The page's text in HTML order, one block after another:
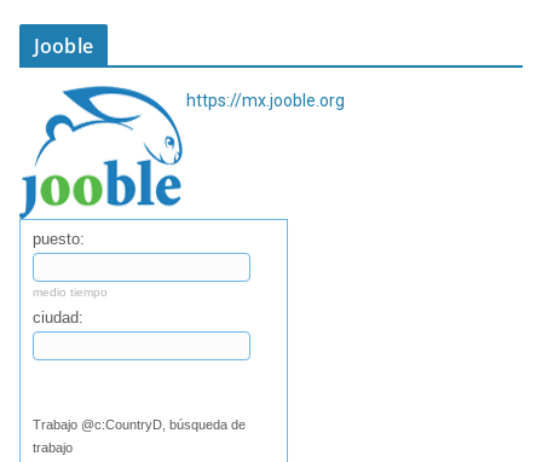
Jooble
https://mx.jooble.org
puesto:
medio tiempo
ciudad:
Trabajo @c:CountryD, búsqueda de
trabajo